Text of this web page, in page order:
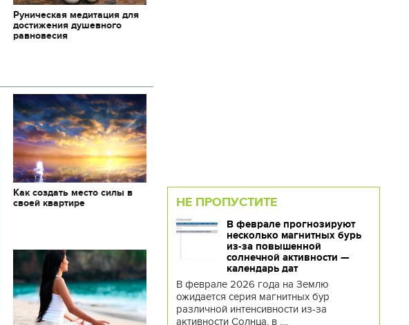
Руническая медитация для
достижения душевного
равновесия
Как создать место силы в
своей квартире
НЕ ПРОПУСТИТЕ
В феврале прогнозируют
несколько магнитных бурь
из-за повышенной
солнечной активности —
календарь дат
В феврале 2026 года на Землю
ожидается серия магнитных бур
различной интенсивности из-за
активности Солнца, в ....